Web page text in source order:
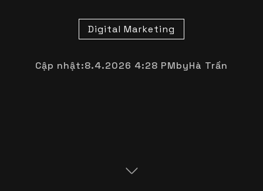
Digital Marketing
Cập nhật:8.4.2026 4:28 PMbyHà Trần